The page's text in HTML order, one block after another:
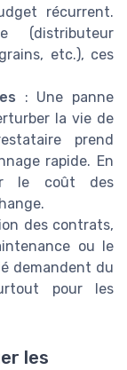
récurrent.
(distributeur
etc.), ces
: Une panne
la vie de
prend
rapide. En
le coût des
des contrats,
ou le
demandent du
pour les
les